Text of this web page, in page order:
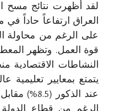
على الرغم من محاولة
قوة العمل. وتظهر
يتمتع بمعايير تعليمية